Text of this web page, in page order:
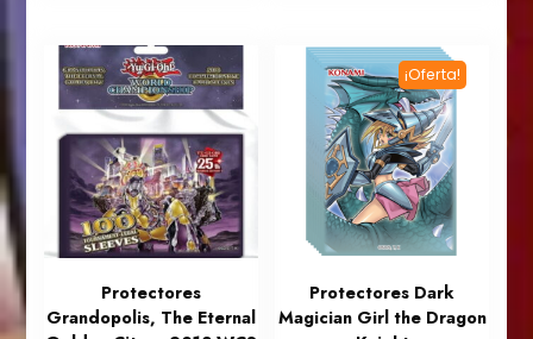
Protectores
Grandopolis, The Eternal
¡Oferta!
Protectores Dark
Magician Girl the Dragon